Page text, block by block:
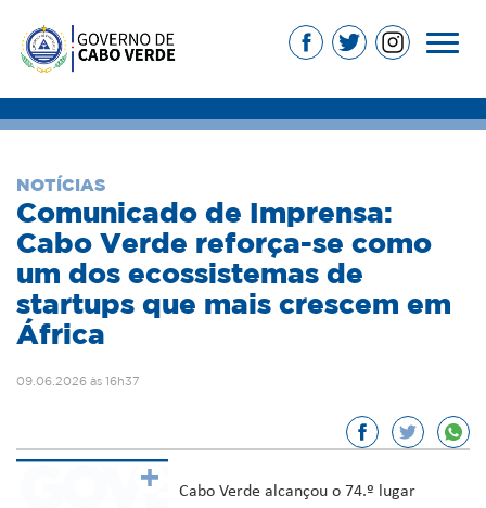
NOTÍCIAS
Comunicado de Imprensa:
Cabo Verde reforça-se como
um dos ecossistemas de
startups que mais crescem em
África
09.06.2026 às 16h37
Cabo Verde alcançou o 74.º lugar